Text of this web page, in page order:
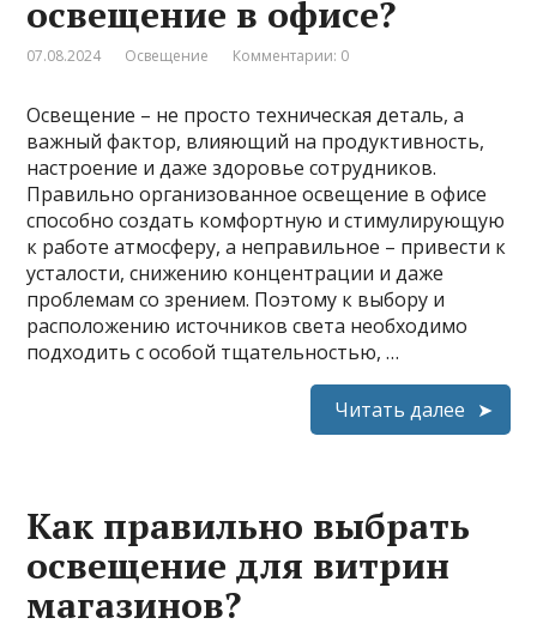
освещение в офисе?
07.08.2024 Освещение Комментарии: 0
Освещение – не просто техническая деталь, а
важный фактор, влияющий на продуктивность,
настроение и даже здоровье сотрудников.
Правильно организованное освещение в офисе
способно создать комфортную и стимулирующую
к работе атмосферу, а неправильное – привести к
усталости, снижению концентрации и даже
проблемам со зрением. Поэтому к выбору и
расположению источников света необходимо
подходить с особой тщательностью, …
Читать далее
Как правильно выбрать
освещение для витрин
магазинов?